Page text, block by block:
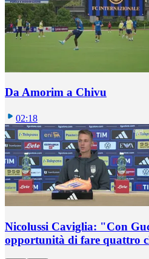
Da Amorim a Chivu
02:18
Nicolussi Caviglia: "Con
opportunità di fare quattro